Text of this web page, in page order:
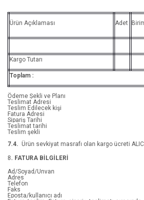
Ürün Açıklaması Adet
Kargo Tutarı
Toplam :
Ödeme Şekli ve Planı
Teslimat Adresi
Teslim Edilecek kişi
Fatura Adresi
Sipariş Tarihi
Teslimat tarihi
Teslim şekli
7.4. Ürün sevkiyat masrafı olan kargo ücreti
8. FATURA BİLGİLERİ
Ad/Soyad/Unvan
Adres
Telefon
Faks
Eposta/kullanıcı adı
Işılca
Jamie Jo H.
Jessica Bennett
Johann Wolfgang Von Goethe
Jorge Cham
Kolektif
M.O. Walsh
Hamilelik
Felsefe
Felsefe Bilimi
Tarih
Dünya Tarihi
Kadın
Politika